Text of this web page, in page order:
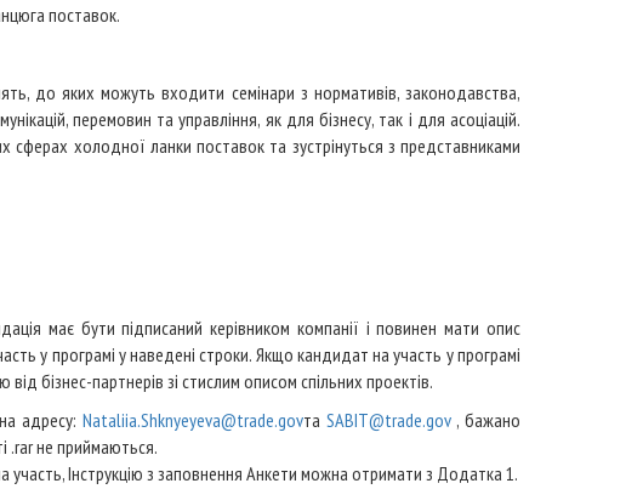
поставок.
до яких можуть входити семінари з нормативів, законодавства,
перемовин та управління, як для бізнесу, так і для асоціацій.
сферах холодної ланки поставок та зустрінуться з представниками
має бути підписаний керівником компанії і повинен мати опис
у програмі у наведені строки. Якщо кандидат на участь у програмі
бізнес-партнерів зі стислим описом спільних проектів.
адресу: Nataliia.Shknyeyeva@trade.govта SABIT@trade.gov, бажано
.rar не приймаються.
участь, Інструкцію з заповнення Анкети можна отримати з Додатка 1.